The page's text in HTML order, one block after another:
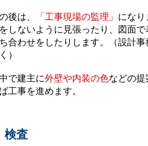
後は、 「工事現場の監理」 にな
をしないように見張ったり、図面
合わせをしたりします。（設計
）
で建主に外壁や内装の色などの
工事を進めます。
検査